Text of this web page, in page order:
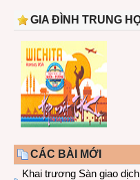
GIA ĐÌNH TRUNG
CÁC BÀI MỚI
Khai trương Sàn giao